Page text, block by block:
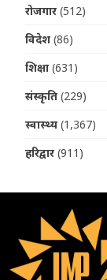
रोजगार (512)
विदेश (86)
शिक्षा (631)
संस्कृति (229)
स्वास्थ्य (1,367)
हरिद्वार (911)